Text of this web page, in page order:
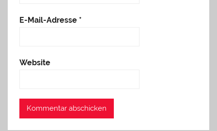
E-Mail-Adresse *
Website